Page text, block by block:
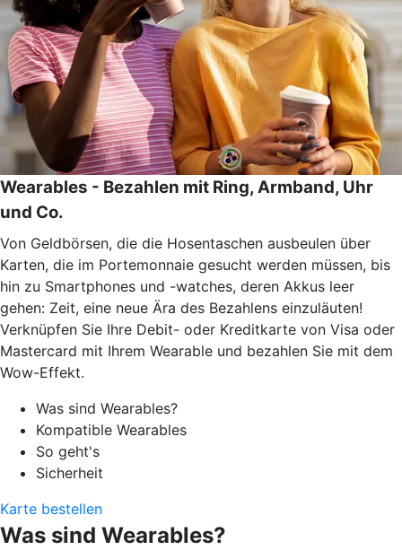
Wearables - Bezahlen mit Ring, Armband, Uhr
und Co.
Von Geldbörsen, die die Hosentaschen ausbeulen über
Karten, die im Portemonnaie gesucht werden müssen, bis
hin zu Smartphones und -watches, deren Akkus leer
gehen: Zeit, eine neue Ära des Bezahlens einzuläuten!
Verknüpfen Sie Ihre Debit- oder Kreditkarte von Visa oder
Mastercard mit Ihrem Wearable und bezahlen Sie mit dem
Wow-Effekt.
Was sind Wearables?
Kompatible Wearables
So geht's
Sicherheit
Karte bestellen
Was sind Wearables?